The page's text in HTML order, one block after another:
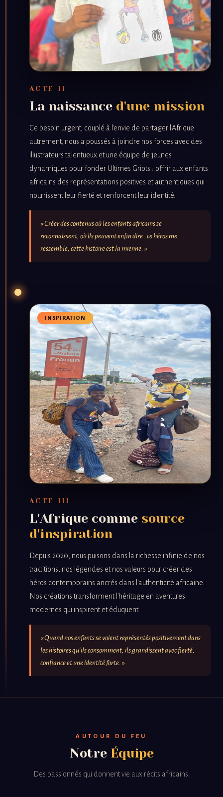
ACTE II
La naissance d'une mission
Ce besoin urgent, couplé à l'envie de partager l'Afrique
autrement, nous a poussés à joindre nos forces avec des
illustrateurs talentueux et une équipe de jeunes
dynamiques pour fonder Ultimes Griots : offrir aux enfants
africains des représentations positives et authentiques qui
nourrissent leur fierté et renforcent leur identité.
« Créer des contenus où les enfants africains se
reconnaissent, où ils peuvent enfin dire : ce héros me
ressemble, cette histoire est la mienne. »
INSPIRATION
ACTE III
L'Afrique comme source
d'inspiration
Depuis 2020, nous puisons dans la richesse infinie de nos
traditions, nos légendes et nos valeurs pour créer des
héros contemporains ancrés dans l'authenticité africaine.
Nos créations transforment l'héritage en aventures
modernes qui inspirent et éduquent.
« Quand nos enfants se voient représentés positivement dans
les histoires qu'ils consomment, ils grandissent avec fierté,
confiance et une identité forte. »
AUTOUR DU FEU
Notre Équipe
Des passionnés qui donnent vie aux récits africains.